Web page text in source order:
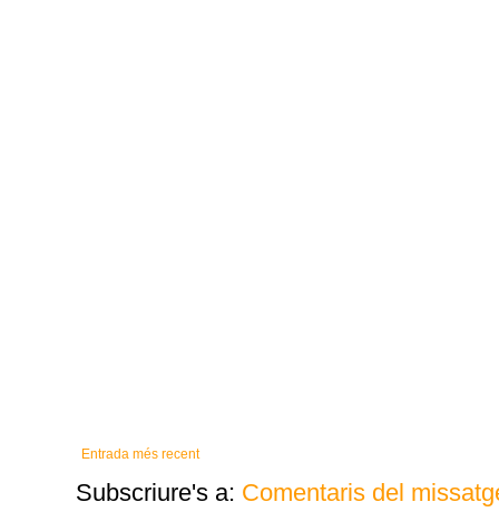
Entrada més recent
Subscriure's a: Comentaris del